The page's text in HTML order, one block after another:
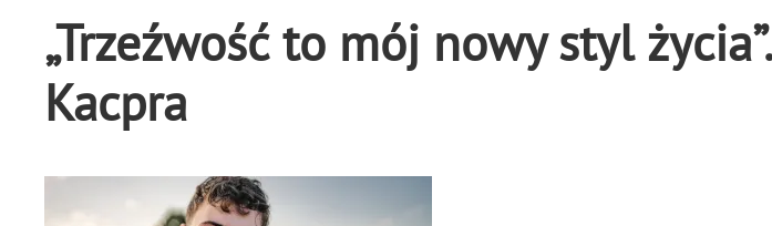
„Trzeźwość to mój nowy styl
Kacpra